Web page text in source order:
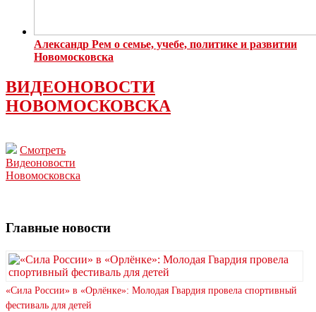
Александр Рем о семье, учебе, политике и развитии
Новомосковска
ВИДЕОНОВОСТИ
НОВОМОСКОВСКА
Смотреть
Видеоновости
Новомосковска
Главные новости
«Сила России» в «Орлёнке»: Молодая Гвардия провела спортивный
фестиваль для детей